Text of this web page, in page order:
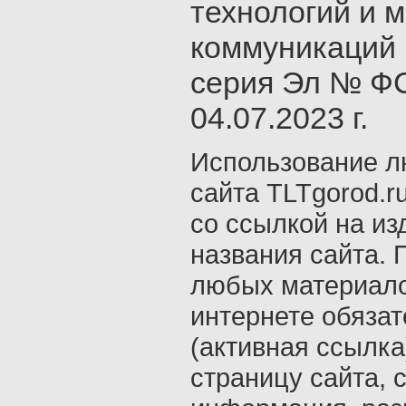
технологий и
серия Эл №
04.07.2023 г.
Использование
сайта
со ссылкой на
названия сайта.
любых
интернете
(активная
страницу сайта,